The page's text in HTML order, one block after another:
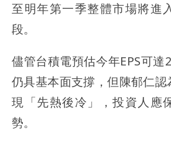
至明年第一季整體市場將進
段。
儘管台積電預估今年EPS可達
仍具基本面支撐，但陳郁仁認
現「先熱後冷」，投資人應
勢。